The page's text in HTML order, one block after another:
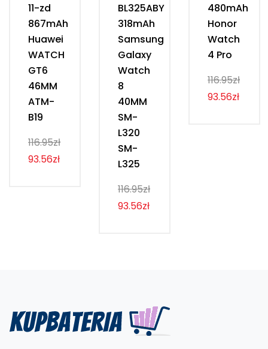
11-zd
867mAh
Huawei
WATCH
GT6
46MM
ATM-
B19
116.95zł
93.56zł
BL325ABY
318mAh
Samsung
Galaxy
Watch
8
40MM
SM-
L320
SM-
L325
116.95zł
93.56zł
480mAh
Honor
Watch
4 Pro
116.95zł
93.56zł